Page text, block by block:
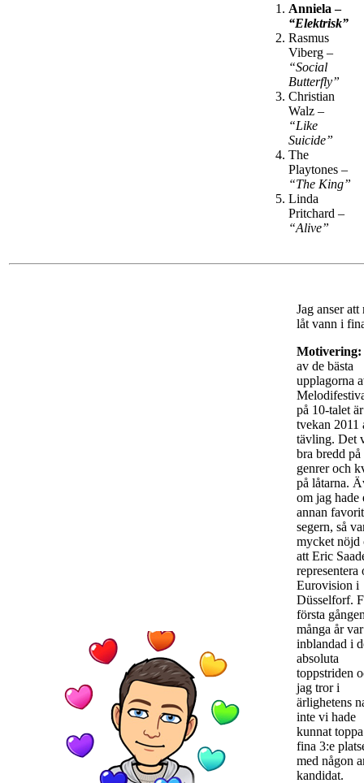
Anniela –
“Elektrisk”
Rasmus
Viberg –
“Social
Butterfly”
Christian
Walz –
“Like
Suicide”
The
Playtones –
“The King”
Linda
Pritchard –
“Alive”
Jag anser att
låt vann i
Motivering:
av de bästa
upplagorna
på 10-talet
tvekan 2011
tävling. Det
bra bredd
genrer och
på låtarna.
om jag hade
annan
segern, så
mycket nöjd
att Eric
representera
Eurovision i
Düsselforf.
första
många år
inblandad i
absoluta
toppstriden
jag tror i
ärlighetens
inte vi hade
kunnat
fina 3:e
med någon
kandidat.